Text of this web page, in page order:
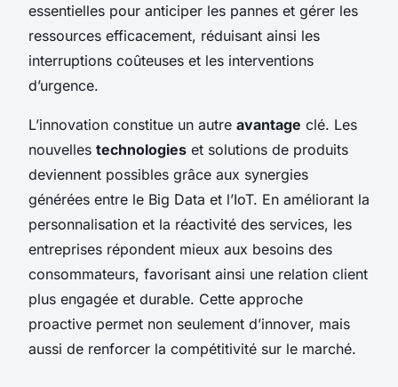
essentielles pour anticiper les pannes et gérer les
ressources efficacement, réduisant ainsi les
interruptions coûteuses et les interventions
d’urgence.
L’innovation constitue un autre avantage clé. Les
nouvelles technologies et solutions de produits
deviennent possibles grâce aux synergies
générées entre le Big Data et l’IoT. En améliorant la
personnalisation et la réactivité des services, les
entreprises répondent mieux aux besoins des
consommateurs, favorisant ainsi une relation client
plus engagée et durable. Cette approche
proactive permet non seulement d’innover, mais
aussi de renforcer la compétitivité sur le marché.